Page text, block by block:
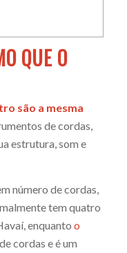
QUE O
são a mesma
de cordas,
estrutura, som e
número de cordas,
tem quatro
enquanto o
cordas e é um